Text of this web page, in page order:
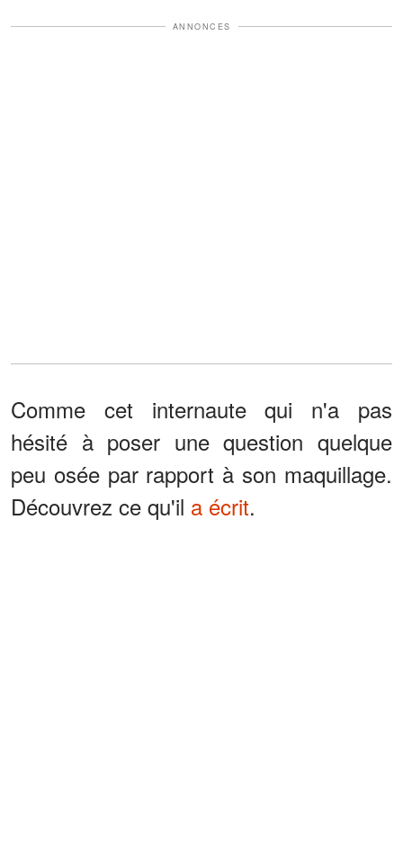
ANNONCES
Comme cet internaute qui n'a pas
hésité à poser une question quelque
peu osée par rapport à son maquillage.
Découvrez ce qu'il a écrit.